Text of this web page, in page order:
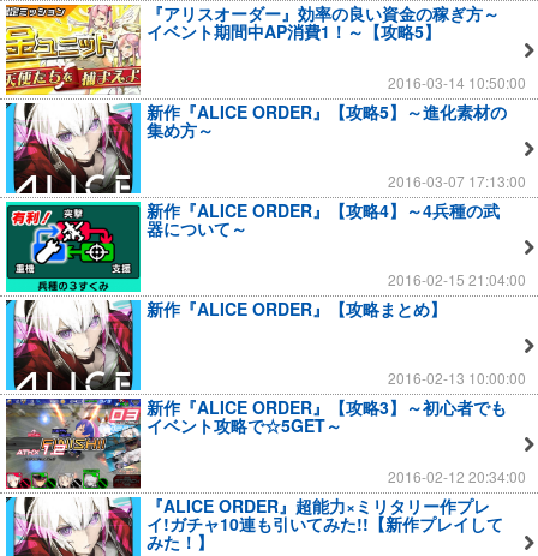
『アリスオーダー』効率の良い資金の稼ぎ方～
イベント期間中AP消費1！～【攻略5】
2016-03-14 10:50:00
新作『ALICE ORDER』【攻略5】～進化素材の
集め方～
2016-03-07 17:13:00
新作『ALICE ORDER』【攻略4】～4兵種の武
器について～
2016-02-15 21:04:00
新作『ALICE ORDER』【攻略まとめ】
2016-02-13 10:00:00
新作『ALICE ORDER』【攻略3】～初心者でも
イベント攻略で☆5GET～
2016-02-12 20:34:00
『ALICE ORDER』超能力×ミリタリー作プレ
イ!ガチャ10連も引いてみた!!【新作プレイして
みた！】